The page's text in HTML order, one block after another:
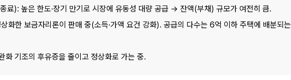
료): 높은 한도·장기 만기로 시장에 유동성 대량 공급 → 잔액(부채) 규모가 여전히 큼.
화한 보금자리론이 판매 중(소득·가액 요건 강화). 공급의 다수는 6억 이하 주택에 배분되는
화 기조의 후유증을 줄이고 정상화로 가는 중.